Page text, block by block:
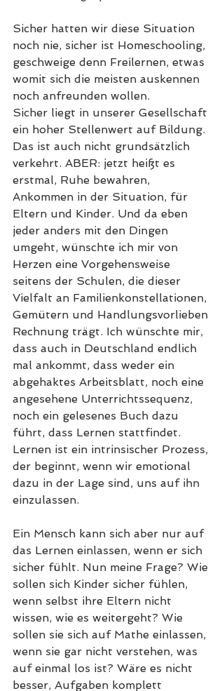
Sicher hatten wir diese Situation
noch nie, sicher ist Homeschooling,
geschweige denn Freilernen, etwas
womit sich die meisten auskennen
noch anfreunden wollen.
Sicher liegt in unserer Gesellschaft
ein hoher Stellenwert auf Bildung.
Das ist auch nicht grundsätzlich
verkehrt. ABER: jetzt heißt es
erstmal, Ruhe bewahren,
Ankommen in der Situation, für
Eltern und Kinder. Und da eben
jeder anders mit den Dingen
umgeht, wünschte ich mir von
Herzen eine Vorgehensweise
seitens der Schulen, die dieser
Vielfalt an Familienkonstellationen,
Gemütern und Handlungsvorlieben
Rechnung trägt. Ich wünschte mir,
dass auch in Deutschland endlich
mal ankommt, dass weder ein
abgehaktes Arbeitsblatt, noch eine
angesehene Unterrichtssequenz,
noch ein gelesenes Buch dazu
führt, dass Lernen stattfindet.
Lernen ist ein intrinsischer Prozess,
der beginnt, wenn wir emotional
dazu in der Lage sind, uns auf ihn
einzulassen.
Ein Mensch kann sich aber nur auf
das Lernen einlassen, wenn er sich
sicher fühlt. Nun meine Frage? Wie
sollen sich Kinder sicher fühlen,
wenn selbst ihre Eltern nicht
wissen, wie es weitergeht? Wie
sollen sie sich auf Mathe einlassen,
wenn sie gar nicht verstehen, was
auf einmal los ist? Wäre es nicht
besser, Aufgaben komplett